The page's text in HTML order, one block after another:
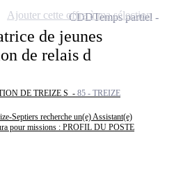
de jeunes
de relais d
DE TREIZE S - 85 - TREIZE
Septiers recherche un(e) Assistant(e)
pour missions : PROFIL DU POSTE
CDDTemps partiel
Ajouter cette offre à ma sélection